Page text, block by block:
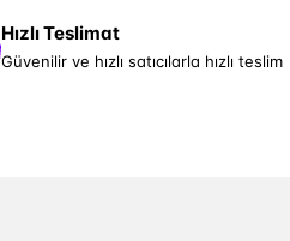
Hızlı Teslimat
Güvenilir ve hızlı satıcılarla hızlı teslim